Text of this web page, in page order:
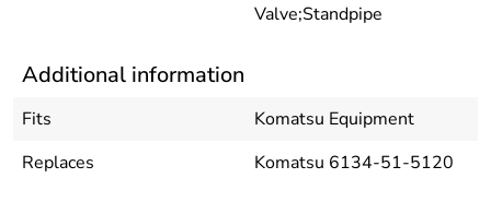
Valve;Standpipe
Additional information
Fits
Komatsu Equipment
Replaces
Komatsu 6134-51-5120